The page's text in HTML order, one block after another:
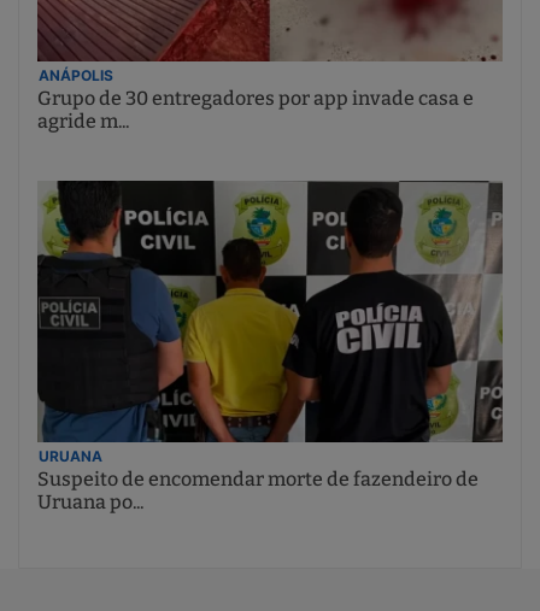
ANÁPOLIS
Grupo de 30 entregadores por app invade casa e
agride m...
URUANA
Suspeito de encomendar morte de fazendeiro de
Uruana po...